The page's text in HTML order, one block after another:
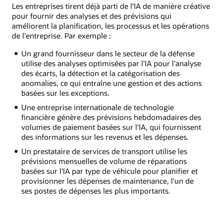
Les entreprises tirent déjà parti de l'IA de manière créative
pour fournir des analyses et des prévisions qui
améliorent la planification, les processus et les opérations
de l'entreprise. Par exemple :
Un grand fournisseur dans le secteur de la défense
utilise des analyses optimisées par l'IA pour l'analyse
des écarts, la détection et la catégorisation des
anomalies, ce qui entraîne une gestion et des actions
basées sur les exceptions.
Une entreprise internationale de technologie
financière génère des prévisions hebdomadaires des
volumes de paiement basées sur l'IA, qui fournissent
des informations sur les revenus et les dépenses.
Un prestataire de services de transport utilise les
prévisions mensuelles de volume de réparations
basées sur l'IA par type de véhicule pour planifier et
provisionner les dépenses de maintenance, l'un de
ses postes de dépenses les plus importants.